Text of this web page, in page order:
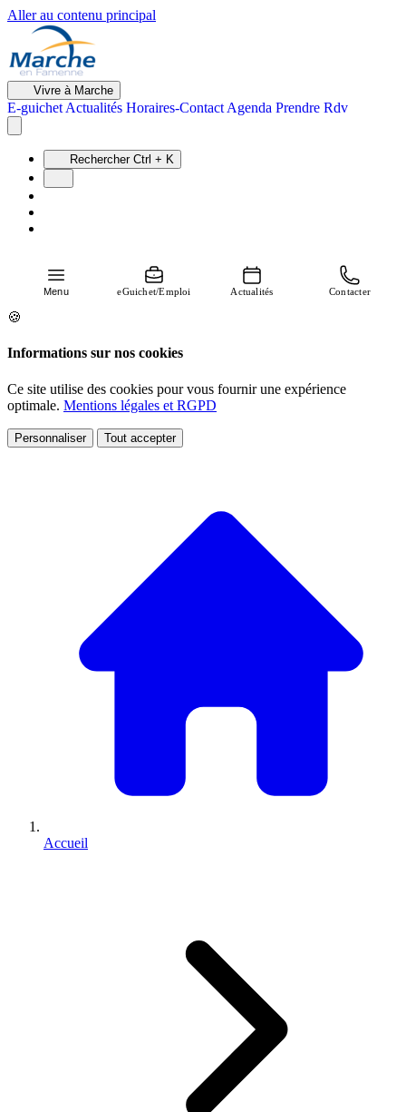
Aller au contenu principal
Vivre à Marche
E-guichet Actualités Horaires-Contact Agenda Prendre Rdv
Rechercher Ctrl + K
Menu eGuichet/Emploi Actualités Contacter
🍪
Informations sur nos cookies
Ce site utilise des cookies pour vous fournir une expérience
optimale. Mentions légales et RGPD
Personnaliser Tout accepter
Accueil